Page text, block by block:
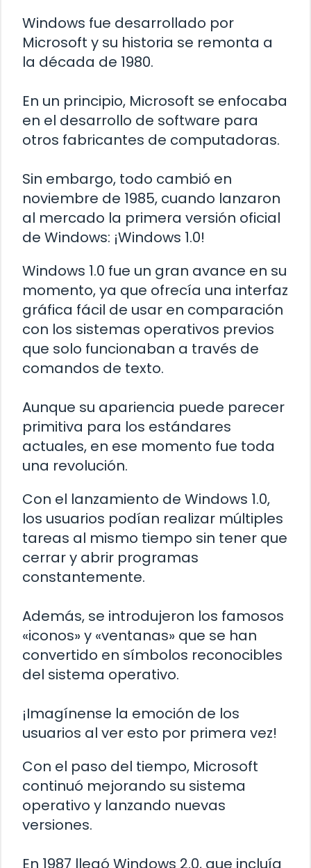
Windows fue desarrollado por
Microsoft y su historia se remonta a
la década de 1980.
En un principio, Microsoft se enfocaba
en el desarrollo de software para
otros fabricantes de computadoras.
Sin embargo, todo cambió en
noviembre de 1985, cuando lanzaron
al mercado la primera versión oficial
de Windows: ¡Windows 1.0!
Windows 1.0 fue un gran avance en su
momento, ya que ofrecía una interfaz
gráfica fácil de usar en comparación
con los sistemas operativos previos
que solo funcionaban a través de
comandos de texto.
Aunque su apariencia puede parecer
primitiva para los estándares
actuales, en ese momento fue toda
una revolución.
Con el lanzamiento de Windows 1.0,
los usuarios podían realizar múltiples
tareas al mismo tiempo sin tener que
cerrar y abrir programas
constantemente.
Además, se introdujeron los famosos
«iconos» y «ventanas» que se han
convertido en símbolos reconocibles
del sistema operativo.
¡Imagínense la emoción de los
usuarios al ver esto por primera vez!
Con el paso del tiempo, Microsoft
continuó mejorando su sistema
operativo y lanzando nuevas
versiones.
En 1987 llegó Windows 2.0, que incluía